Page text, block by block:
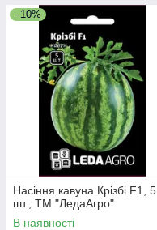
–10%
Насіння кавуна Крізбі F1, 5
шт., ТМ "ЛедаАгро"
В наявності